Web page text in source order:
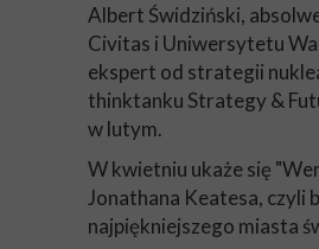
Albert Świdziński,
Civitas i Uniwersytetu
ekspert od strategii
thinktanku Strategy &
w lutym.
W kwietniu ukaże się
Jonathana Keatesa, czyli
najpiękniejszego miasta